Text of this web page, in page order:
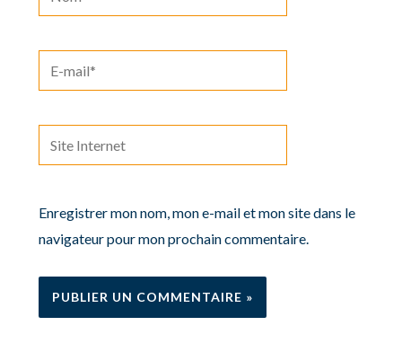
mail*
Internet
Enregistrer mon nom, mon e-mail et mon site dans le
navigateur pour mon prochain commentaire.